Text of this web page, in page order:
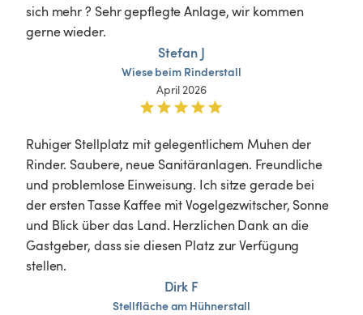
sich mehr ? Sehr gepflegte Anlage, wir kommen
gerne wieder.
Stefan J
Wiesebeim Rinderstall
April 2026
Ruhiger Stellplatz mit gelegentlichem Muhen der
Rinder. Saubere, neue Sanitäranlagen. Freundliche
und problemlose Einweisung. Ich sitze gerade bei
der ersten Tasse Kaffee mit Vogelgezwitscher, Sonne
und Blick über das Land. Herzlichen Dank an die
Gastgeber, dass sie diesen Platz zur Verfügung
stellen.
Dirk F
Stellflächeam Hühnerstall